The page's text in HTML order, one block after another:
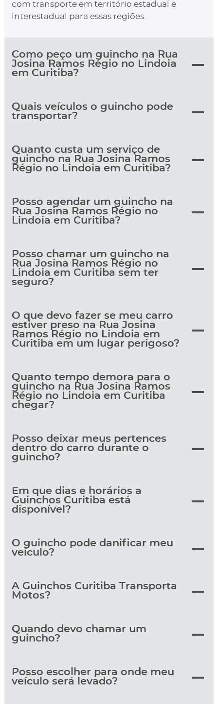
com transporte em território estadual e
interestadual para essas regiões.
Como peço um guincho na Rua
Josina Ramos Régio no Lindoia
em Curitiba?
Quais veículos o guincho pode
transportar?
Quanto custa um serviço de
guincho na Rua Josina Ramos
Régio no Lindoia em Curitiba?
Posso agendar um guincho na
Rua Josina Ramos Régio no
Lindoia em Curitiba?
Posso chamar um guincho na
Rua Josina Ramos Régio no
Lindoia em Curitiba sem ter
seguro?
O que devo fazer se meu carro
estiver preso na Rua Josina
Ramos Régio no Lindoia em
Curitiba em um lugar perigoso?
Quanto tempo demora para o
guincho na Rua Josina Ramos
Régio no Lindoia em Curitiba
chegar?
Posso deixar meus pertences
dentro do carro durante o
guincho?
Em que dias e horários a
Guinchos Curitiba está
disponível?
O guincho pode danificar meu
veículo?
A Guinchos Curitiba Transporta
Motos?
Quando devo chamar um
guincho?
Posso escolher para onde meu
veículo será levado?